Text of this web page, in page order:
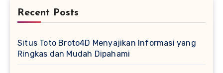
Recent Posts
Situs Toto Broto4D Menyajikan Informasi yang
Ringkas dan Mudah Dipahami